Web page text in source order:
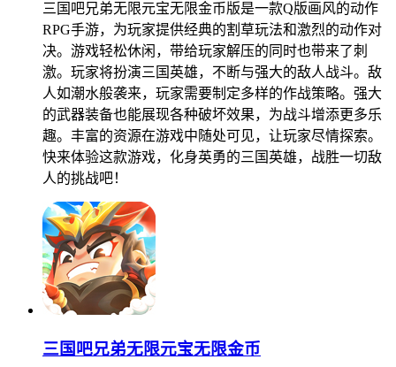
三国吧兄弟无限元宝无限金币版是一款Q版画风的动作
RPG手游，为玩家提供经典的割草玩法和激烈的动作对
决。游戏轻松休闲，带给玩家解压的同时也带来了刺
激。玩家将扮演三国英雄，不断与强大的敌人战斗。敌
人如潮水般袭来，玩家需要制定多样的作战策略。强大
的武器装备也能展现各种破坏效果，为战斗增添更多乐
趣。丰富的资源在游戏中随处可见，让玩家尽情探索。
快来体验这款游戏，化身英勇的三国英雄，战胜一切敌
人的挑战吧！
三国吧兄弟无限元宝无限金币